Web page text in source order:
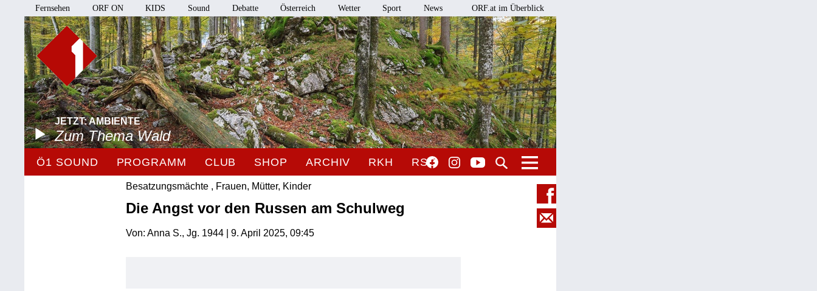
Fernsehen ORF ON KIDS Sound Debatte Österreich Wetter Sport News ORF.at im Überblick
JETZT: AMBIENTE
Zum Thema Wald
Ö1 SOUND PROGRAMM CLUB SHOP ARCHIV RKH RSO
Besatzungsmächte , Frauen, Mütter, Kinder
Die Angst vor den Russen am Schulweg
Von: Anna S., Jg. 1944 | 9. April 2025, 09:45